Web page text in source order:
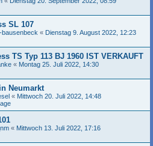
SL 107
bausenbeck « Dienstag 9. August 2022, 12:23
TS Typ 113 BJ 1960 IST VERKAUFT
« Montag 25. Juli 2022, 14:30
Neumarkt
« Mittwoch 20. Juli 2022, 14:48
« Mittwoch 13. Juli 2022, 17:16